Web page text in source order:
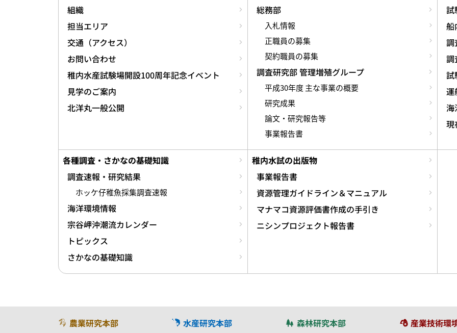
組織
担当エリア
交通（アクセス）
お問い合わせ
稚内水産試験場開設100周年記念イベント
見学のご案内
北洋丸一般公開
総務部
入札情報
正職員の募集
契約職員の募集
調査研究部 管理増殖グループ
平成30年度 主な事業の概要
研究成果
論文・研究報告等
事業報告書
試
船
調
調
試
運
海
現
各種調査・さかなの基礎知識
調査速報・研究結果
ホッケ仔稚魚採集調査速報
海洋環境情報
宗谷岬沖潮流カレンダー
トピックス
さかなの基礎知識
稚内水試の出版物
事業報告書
資源管理ガイドライン＆マニュアル
マナマコ資源評価書作成の手引き
ニシンプロジェクト報告書
農業研究本部
水産研究本部
森林研究本部
産業技術環